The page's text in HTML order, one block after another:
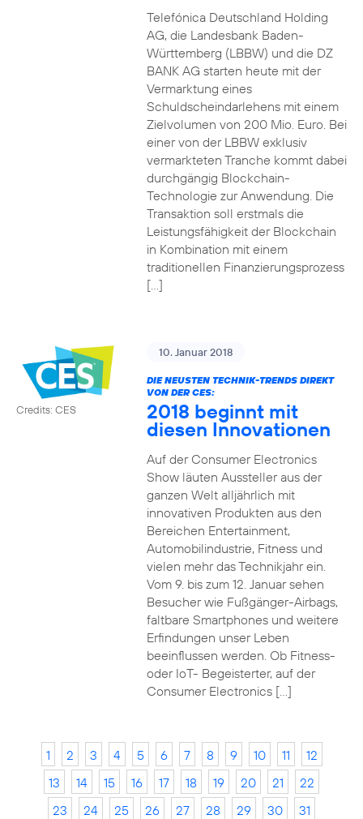
Telefónica Deutschland Holding
AG, die Landesbank Baden-
Württemberg (LBBW) und die DZ
BANK AG starten heute mit der
Vermarktung eines
Schuldscheindarlehens mit einem
Zielvolumen von 200 Mio. Euro. Bei
einer von der LBBW exklusiv
vermarkteten Tranche kommt dabei
durchgängig Blockchain-
Technologie zur Anwendung. Die
Transaktion soll erstmals die
Leistungsfähigkeit der Blockchain
in Kombination mit einem
traditionellen Finanzierungsprozess
[…]
Credits: CES
10. Januar 2018
DIE NEUSTEN TECHNIK-TRENDS DIREKT
VON DER CES:
2018 beginnt mit
diesen Innovationen
Auf der Consumer Electronics
Show läuten Aussteller aus der
ganzen Welt alljährlich mit
innovativen Produkten aus den
Bereichen Entertainment,
Automobilindustrie, Fitness und
vielen mehr das Technikjahr ein.
Vom 9. bis zum 12. Januar sehen
Besucher wie Fußgänger-Airbags,
faltbare Smartphones und weitere
Erfindungen unser Leben
beeinflussen werden. Ob Fitness-
oder IoT- Begeisterter, auf der
Consumer Electronics […]
1 2 3 4 5 6 7 8 9 10 11
12
13
14 15 16 17 18 19 20 21
22
23
24 25 26 27 28 29 30
31